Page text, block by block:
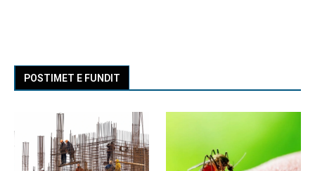
POSTIMET E FUNDIT